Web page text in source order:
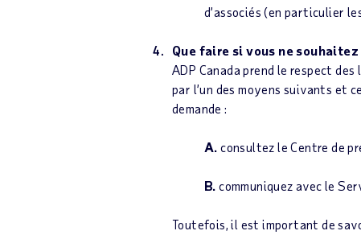
d’associés (en particulier
Que faire si vous ne souhaitez
ADP Canada prend le respect
par l’un des moyens suivants et
demande :
A. consultez le Centre de
B. communiquez avec le
Toutefois, il est important de